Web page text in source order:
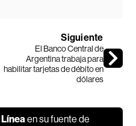
Siguiente
El Banco Central de
Argentina trabaja para
habilitar tarjetas de débito en
dólares
en su fuente de